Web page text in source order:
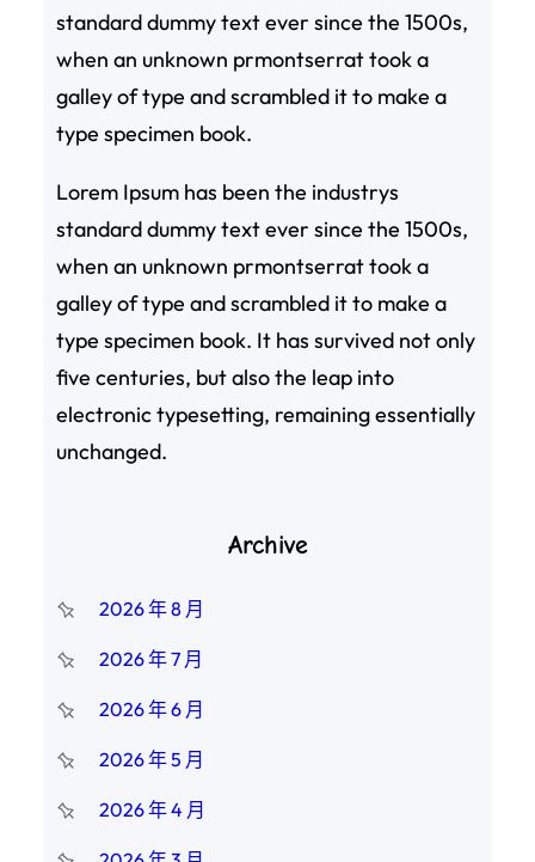
standard dummy text ever since the 1500s,
when an unknown prmontserrat took a
galley of type and scrambled it to make a
type specimen book.
Lorem Ipsum has been the industrys
standard dummy text ever since the 1500s,
when an unknown prmontserrat took a
galley of type and scrambled it to make a
type specimen book. It has survived not only
five centuries, but also the leap into
electronic typesetting, remaining essentially
unchanged.
Archive
2026 年 8 月
2026 年 7 月
2026 年 6 月
2026 年 5 月
2026 年 4 月